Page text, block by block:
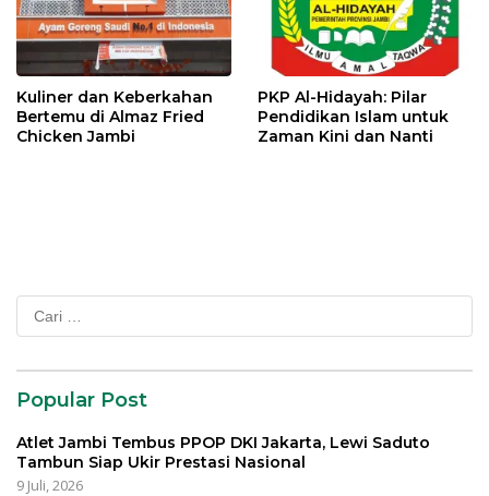
Kuliner dan Keberkahan
Bertemu di Almaz Fried
Chicken Jambi
PKP Al-Hidayah: Pilar
Pendidikan Islam untuk
Zaman Kini dan Nanti
Popular Post
Atlet Jambi Tembus PPOP DKI Jakarta, Lewi Saduto
Tambun Siap Ukir Prestasi Nasional
9 Juli, 2026